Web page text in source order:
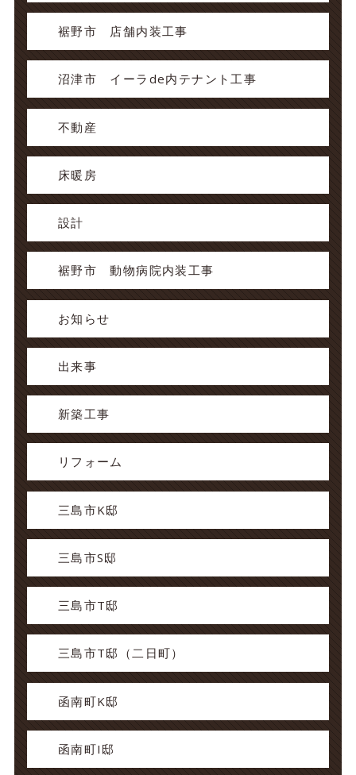
裾野市 店舗内装工事
沼津市 イーラde内テナント工事
不動産
床暖房
設計
裾野市 動物病院内装工事
お知らせ
出来事
新築工事
リフォーム
三島市K邸
三島市S邸
三島市T邸
三島市T邸（二日町）
函南町K邸
函南町I邸